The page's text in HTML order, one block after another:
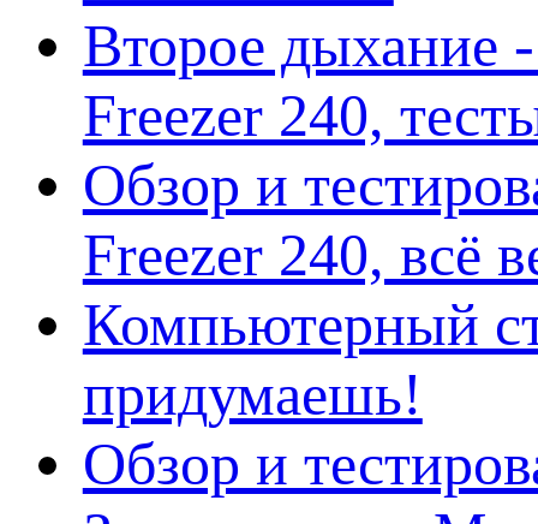
Второе дыхание
Freezer 240,
Обзор и
Freezer 240, всё
Компьютерный
придумаешь!
Обзор и